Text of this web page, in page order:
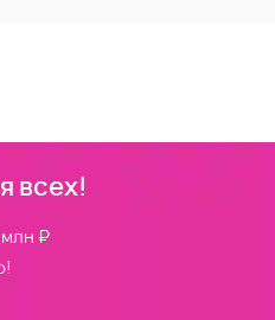
всех!
млн ₽